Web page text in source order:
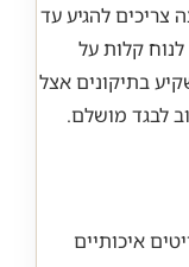
להגיע עד
קלות על
בתיקונים אצל
לבגד מושלם.
איכותיים